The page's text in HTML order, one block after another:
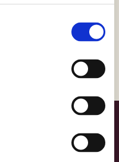
. Du kan også sende